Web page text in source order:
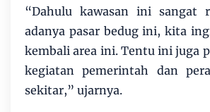
“Dahulu kawasan ini sangat
adanya pasar bedug ini, kita
kembali area ini. Tentu ini juga
kegiatan pemerintah dan
sekitar,” ujarnya.